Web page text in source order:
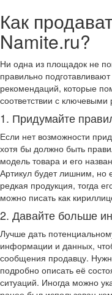
Как
Namite.ru?
Ни одна из площадок не
правильно
рекомендаций, которые
соответствии с
1. Придумайте
Если нет возможности
хотя бы должно быть
модель товара и его
Артикул будет лишним, но
редкая продукция, тогда
можно писать как
2. Давайте больше
Лучше дать
информации и данных,
сообщения продавцу.
подробно описать её
ситуаций. Иногда можно